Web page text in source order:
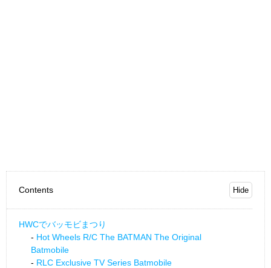
Contents
HWCでバッモビまつり
Hot Wheels R/C The BATMAN The Original
Batmobile
RLC Exclusive TV Series Batmobile